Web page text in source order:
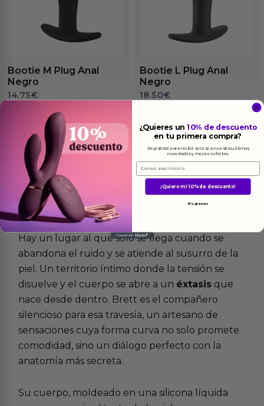
Bootie M Plug Anal
Negro
14.75€
Ver el producto
Bootie L Plug Anal
Negro
18.50€
Másinformacion
Hay un lugar al que solo se llega cuando se
abandona el ruido y se atiende al susurro de la
piel. Un territorio íntimo donde la tensión se
disuelve y el cuerpo se abre a un éxtasis que
nace desde dentro. Brett es el compañero
silencioso para esa travesía, un artesano de
sensaciones cuya forma curva no solo promete
comodidad, sino un diálogo perfecto con la
anatomía más secreta.
Su cuerpo, moldeado en una silicona líquida
¿Quieres un10% de descuento
en tu primera compra?
Regístrate para recibir acceso a nuestras últimas
novedades y mejores ofertas.
Email
¡Quiero mi 10% de descuento!
No, gracias